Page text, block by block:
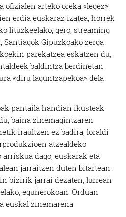
arteko oreka «legez»
erdia euskaraz izatea, horrek
lituzkeelako, gero, streaming
Santiagok Gipuzkoako zerga
parekatzea eskatzen du,
baldintza berdinetan
«diru laguntzapekoa» dela
pantaila handian ikusteak
baina zinemagintzaren
iraultzen ez badira, loraldi
atzealdeko
dago, euskarak eta
jarraitzen duten bitartean.
bizirik jarrai dezaten, lurrean
egunerokoan. Orduan
euskal zinemarena.